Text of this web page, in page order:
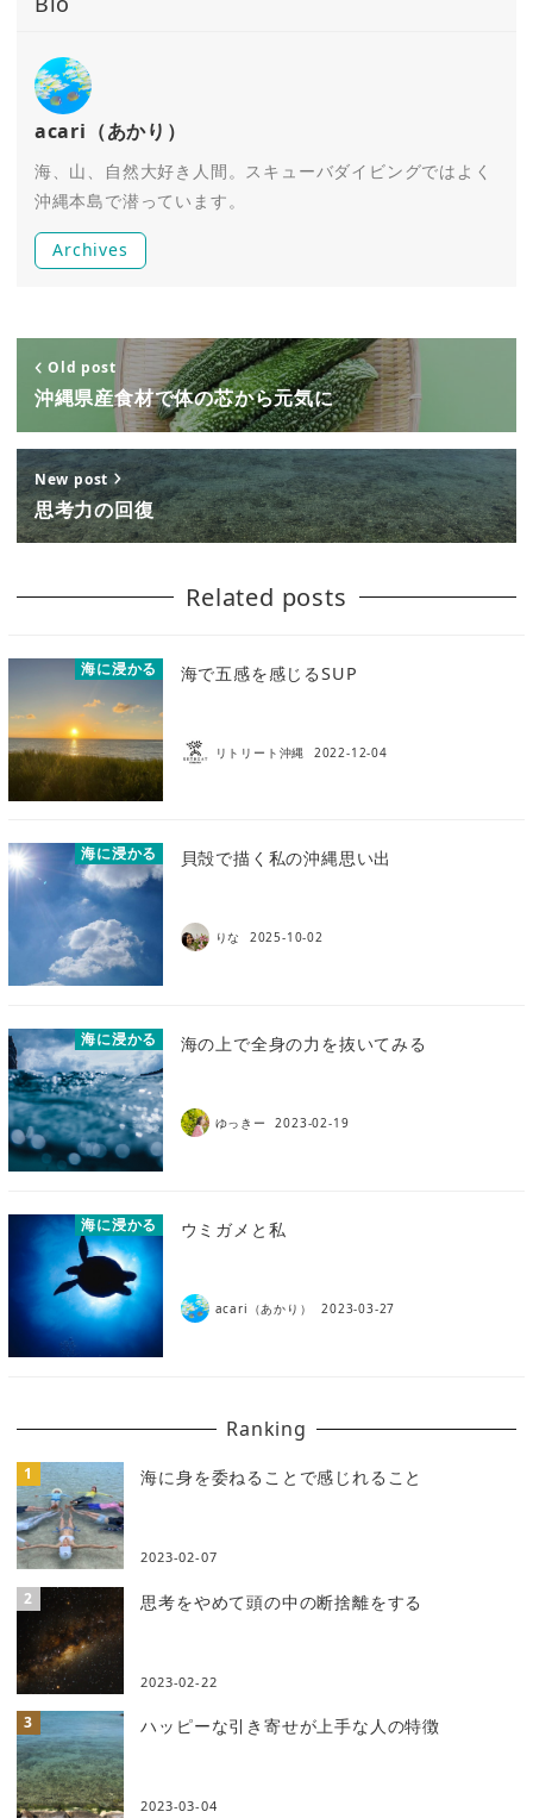
acari（あかり）
海、山、自然大好き人間。スキューバダイビングではよく
沖縄本島で潜っています。
Archives
Old post
沖縄県産食材で体の芯から元気に
New post
思考力の回復
Related posts
海に浸かる 海で五感を感じるSUP
リトリート沖縄 2022-12-04
海に浸かる 貝殻で描く私の沖縄思い出
りな 2025-10-02
海に浸かる 海の上で全身の力を抜いてみる
ゆっきー 2023-02-19
海に浸かる ウミガメと私
acari（あかり） 2023-03-27
Ranking
海に身を委ねることで感じれること
2023-02-07
思考をやめて頭の中の断捨離をする
2023-02-22
ハッピーな引き寄せが上手な人の特徴
2023-03-04